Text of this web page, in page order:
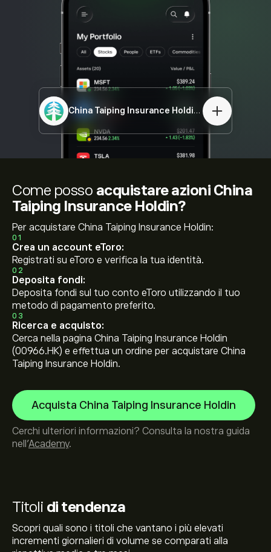
China Taiping Insurance Holdin 00966.HK
Titoli di tendenza
Scopri quali sono i titoli che vantano i più elevati
incrementi giornalieri di volume se comparati alla
Come posso acquistare azioni China
Taiping Insurance Holdin?
Per acquistare China Taiping Insurance Holdin:
01
Crea un account eToro:
Registrati su eToro e verifica la tua identità.
02
Deposita fondi:
Deposita fondi sul tuo conto eToro utilizzando il tuo
metodo di pagamento preferito.
03
Ricerca e acquisto:
Cerca nella pagina China Taiping Insurance Holdin
(00966.HK) e effettua un ordine per acquistare China
Taiping Insurance Holdin.
Acquista China Taiping Insurance Holdin
Cerchi ulteriori informazioni? Consulta la nostra guida
nell’Academy.